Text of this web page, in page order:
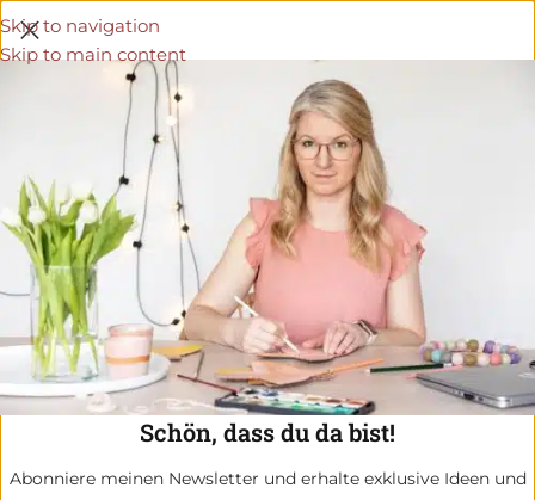
Schön, dass du da bist!
Abonniere meinen Newsletter und erhalte exklusive Ideen und
Skip to navigation
Skip to main content